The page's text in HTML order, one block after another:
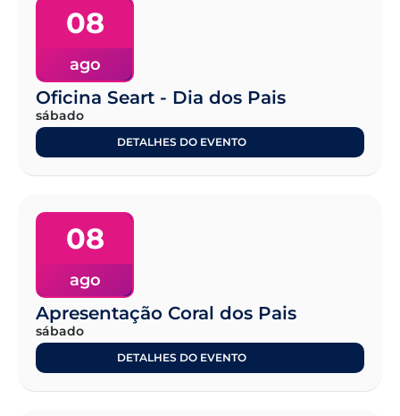
08
ago
Oficina Seart - Dia dos Pais
sábado
DETALHES DO EVENTO
08
ago
Apresentação Coral dos Pais
sábado
DETALHES DO EVENTO